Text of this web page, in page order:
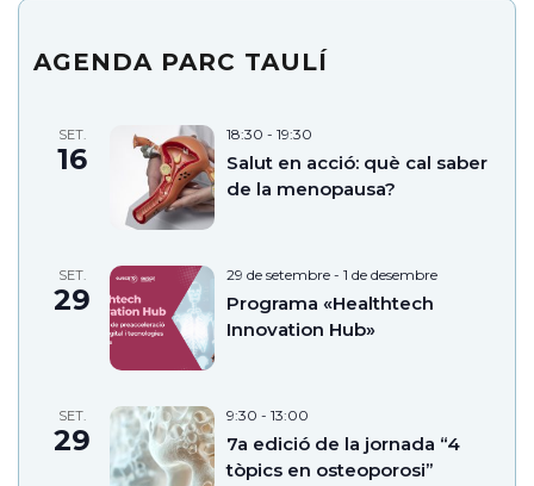
AGENDA PARC TAULÍ
SET.
16
18:30 - 19:30
Salut en acció: què cal saber
de la menopausa?
SET.
29
29 de setembre - 1 de desembre
Programa «Healthtech
Innovation Hub»
SET.
29
9:30 - 13:00
7a edició de la jornada “4
tòpics en osteoporosi”